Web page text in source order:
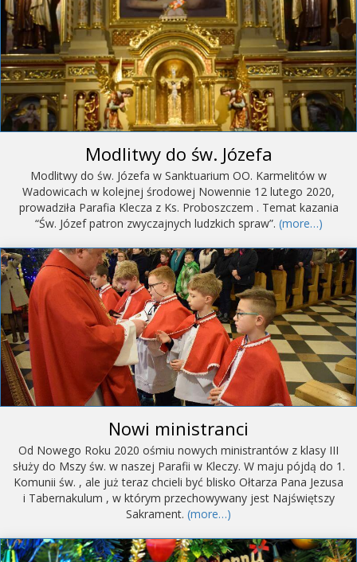
Modlitwy do św. Józefa
Modlitwy do św. Józefa w Sanktuarium OO. Karmelitów w
Wadowicach w kolejnej środowej Nowennie 12 lutego 2020,
prowadziła Parafia Klecza z Ks. Proboszczem . Temat kazania
“Św. Józef patron zwyczajnych ludzkich spraw”. (more…)
Nowi ministranci
Od Nowego Roku 2020 ośmiu nowych ministrantów z klasy III
służy do Mszy św. w naszej Parafii w Kleczy. W maju pójdą do 1.
Komunii św. , ale już teraz chcieli być blisko Ołtarza Pana Jezusa
i Tabernakulum , w którym przechowywany jest Najświętszy
Sakrament. (more…)